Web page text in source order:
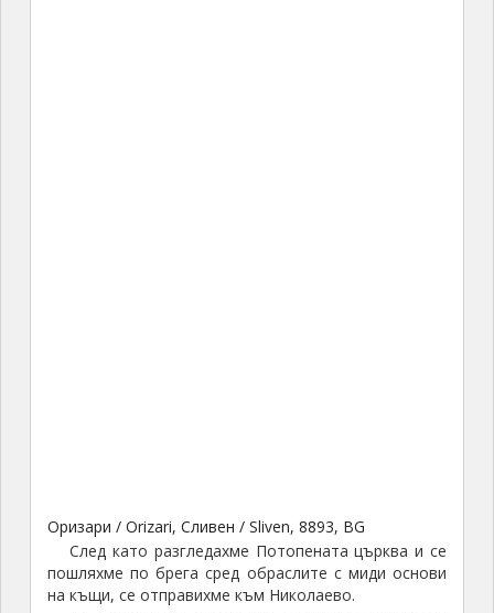
Оризари / Orizari, Сливен / Sliven, 8893, BG
След като разгледахме Потопената църква и се
пошляхме по брега сред обраслите с миди основи
на къщи, се отправихме към Николаево.